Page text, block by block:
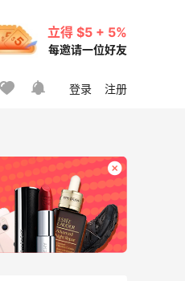
立得 $5 + 5%
每邀请一位好友
登录 注册